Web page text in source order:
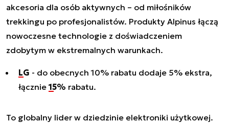
akcesoria dla osób aktywnych – od miłośników
trekkingu po profesjonalistów. Produkty Alpinus łączą
nowoczesne technologie z doświadczeniem
zdobytym w ekstremalnych warunkach.
LG - do obecnych 10% rabatu dodaje 5% ekstra,
łącznie 15% rabatu.
To globalny lider w dziedzinie elektroniki użytkowej.